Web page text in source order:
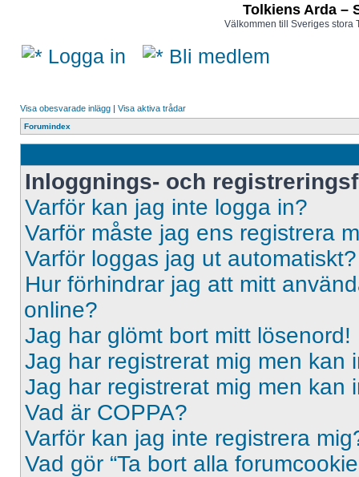
Tolkiens Arda –
Välkommen till Sveriges stora
Logga in Bli medlem
Visa obesvarade inlägg | Visa aktiva trådar
Forumindex
Inloggnings- och
Varför kan jag inte logga in?
Varför måste jag ens registrera
Varför loggas jag ut automatiskt?
Hur förhindrar jag att mitt
online?
Jag har glömt bort mitt lösenord!
Jag har registrerat mig men kan
Jag har registrerat mig men kan
Vad är COPPA?
Varför kan jag inte registrera
Vad gör “Ta bort alla